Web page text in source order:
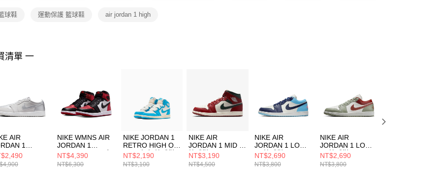
形，恩沛科技股份有限公司將有權停止該用戶之使用額度並採取法律行
球鞋 運動保護 籃球鞋 air jordan 1 high
清單 一
AIR
1
LOW OG
球鞋
NIKE WMNS AIR
JORDAN 1
RETRO HI OG 女
籃球鞋
FD2596602
NT$4,390
NT$6,300
NIKE JORDAN 1
RETRO HIGH OG
(PS) 中童 籃球鞋
FD1412402
NT$2,190
NT$3,100
NIKE AIR
JORDAN 1 MID 男
籃球鞋
DQ8426105
NT$3,190
NT$4,500
NIKE AIR
JORDAN 1 LOW
男 籃球鞋
553558149
NT$2,690
NT$3,800
NIKE AIR
JORDAN 1 LOW
男 籃球鞋
553558133
NT$2,690
NT$3,800